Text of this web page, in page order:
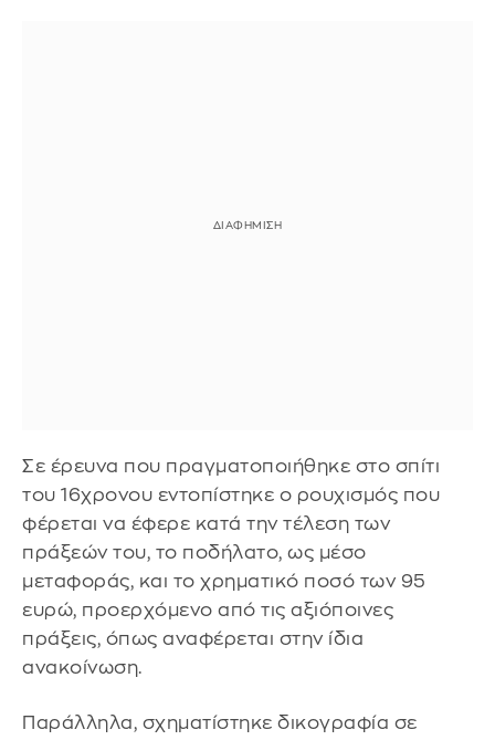
Σε έρευνα που πραγματοποιήθηκε στο σπίτι
του 16χρονου εντοπίστηκε ο ρουχισμός που
φέρεται να έφερε κατά την τέλεση των
πράξεών του, το ποδήλατο, ως μέσο
μεταφοράς, και το χρηματικό ποσό των 95
ευρώ, προερχόμενο από τις αξιόποινες
πράξεις, όπως αναφέρεται στην ίδια
ανακοίνωση.
Παράλληλα, σχηματίστηκε δικογραφία σε